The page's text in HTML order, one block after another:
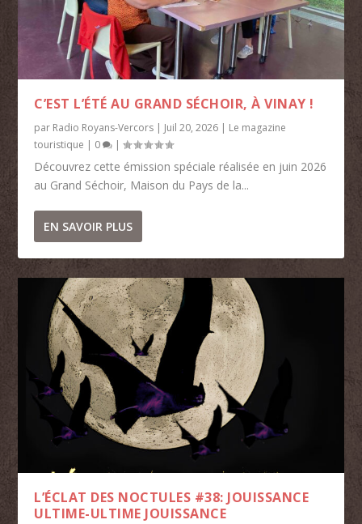
C’EST L’ÉTÉ AU GRAND SÉCHOIR, À VINAY !
par Radio Royans-Vercors | Juil 20, 2026 | Le magazine
touristique | 0 |
Découvrez cette émission spéciale réalisée en juin 2026
au Grand Séchoir, Maison du Pays de la...
EN SAVOIR PLUS
L’ÉCLAT DES NOCTULES #38: JOUISSANCE
ULTIME-ULTIME JOUISSANCE